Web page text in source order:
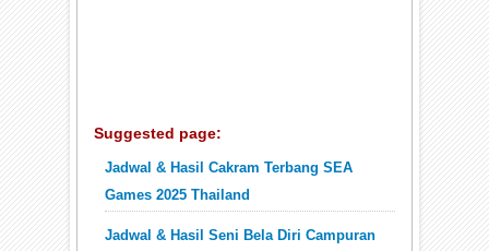
Suggested page:
Jadwal & Hasil Cakram Terbang SEA
Games 2025 Thailand
Jadwal & Hasil Seni Bela Diri Campuran